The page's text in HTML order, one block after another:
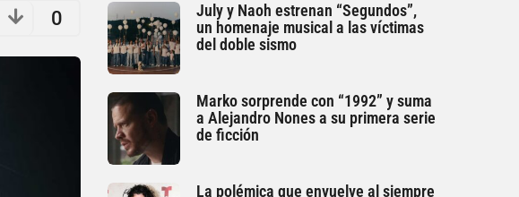
0
July y Naoh estrenan “Segundos”,
un homenaje musical a las víctimas
del doble sismo
Marko sorprende con “1992” y suma
a Alejandro Nones a su primera serie
de ficción
La polémica que envuelve al siempre